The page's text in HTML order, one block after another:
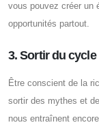
vous pouvez créer un
opportunités partout.
3. Sortir du
Être conscient de la
sortir des mythes et
nous entraînent